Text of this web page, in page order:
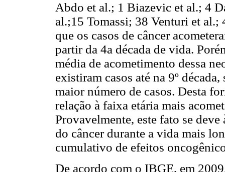
Abdo et al.; 1 Biazevic et al.; 4
al.;15 Tomassi; 38 Venturi et al.;
que os casos de câncer
partir da 4a década de vida.
média de acometimento dessa
existiram casos até na 9º
maior número de casos. Desta
relação à faixa etária mais
Provavelmente, este fato se
do câncer durante a vida mais
cumulativo de efeitos
De acordo com o IBGE, em